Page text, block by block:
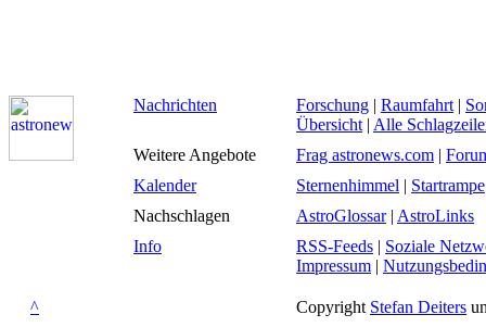
Nachrichten Forschung | Raumfahrt |
Übersicht | Alle
Weitere Angebote
Frag astronews.com |
Kalender
Sternenhimmel | Startrampe
Nachschlagen
AstroGlossar| AstroLinks
Info
RSS-Feeds | Soziale
Impressum |
^ Copyright Stefan Deiters